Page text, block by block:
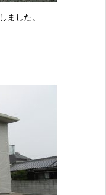
ました。